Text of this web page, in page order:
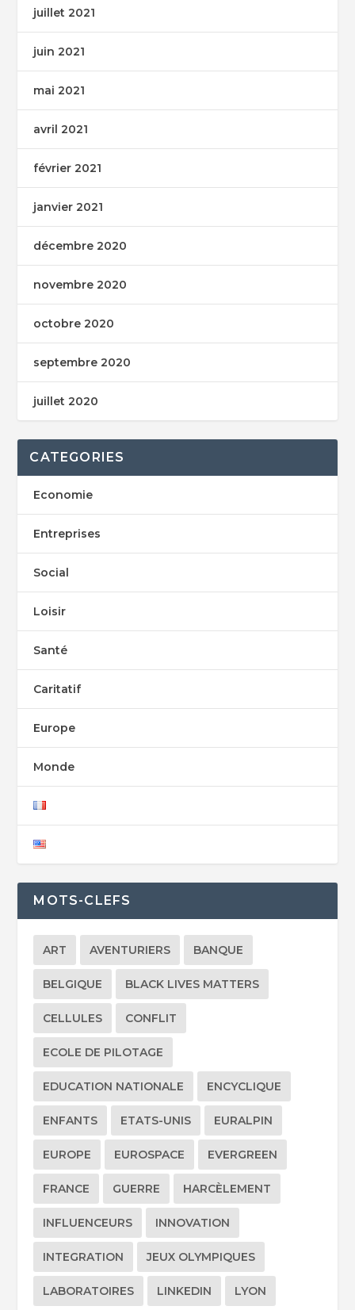
juillet 2021
juin 2021
mai 2021
avril 2021
février 2021
janvier 2021
décembre 2020
novembre 2020
octobre 2020
septembre 2020
juillet 2020
CATEGORIES
Economie
Entreprises
Social
Loisir
Santé
Caritatif
Europe
Monde
MOTS-CLEFS
ART AVENTURIERS BANQUE
BELGIQUE BLACK LIVES MATTERS
CELLULES CONFLIT
ECOLE DE PILOTAGE
EDUCATION NATIONALE ENCYCLIQUE
ENFANTS ETATS-UNIS EURALPIN
EUROPE EUROSPACE EVERGREEN
FRANCE GUERRE HARCÈLEMENT
INFLUENCEURS INNOVATION
INTEGRATION JEUX OLYMPIQUES
LABORATOIRES LINKEDIN LYON